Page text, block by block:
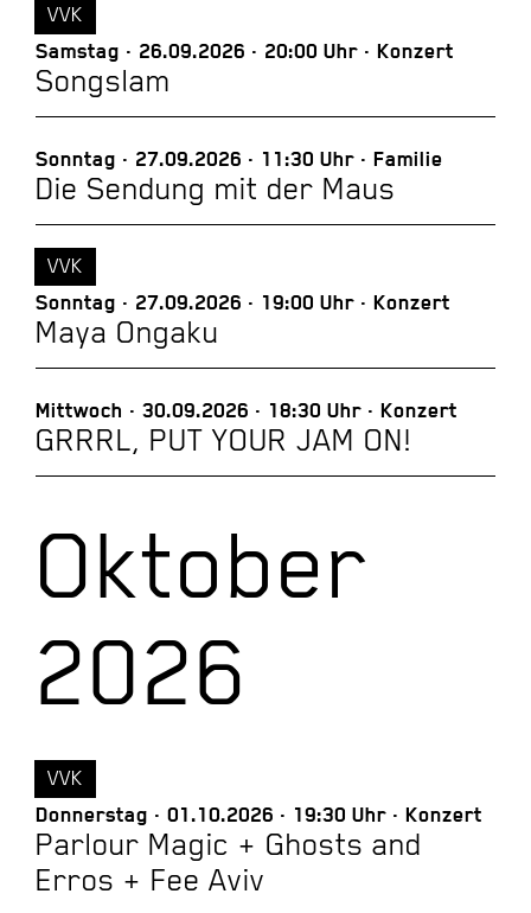
Samstag 26.09.2026 20:00 Uhr Konzert
Songslam
VVK
Sonntag 27.09.2026 11:30 Uhr Familie
Die Sendung mit der Maus
Sonntag 27.09.2026 19:00 Uhr Konzert
Maya Ongaku
VVK
Mittwoch 30.09.2026 18:30 Uhr Konzert
GRRRL, PUT YOUR JAM ON!
Oktober
2026
Donnerstag 01.10.2026 19:30 Uhr Konzert
Parlour Magic + Ghosts and
Erros + Fee Aviv
VVK